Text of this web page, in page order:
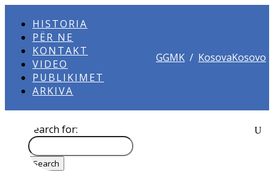
HISTORIA
PËR NE
KONTAKT
VIDEO
PUBLIKIMET
ARKIVA
GGMK / KosovaKosovo
Search for: